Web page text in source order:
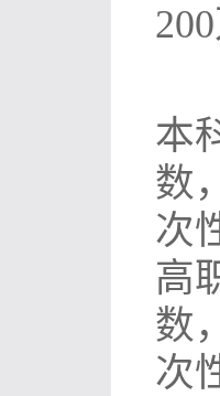
本
数
次
高
数
次